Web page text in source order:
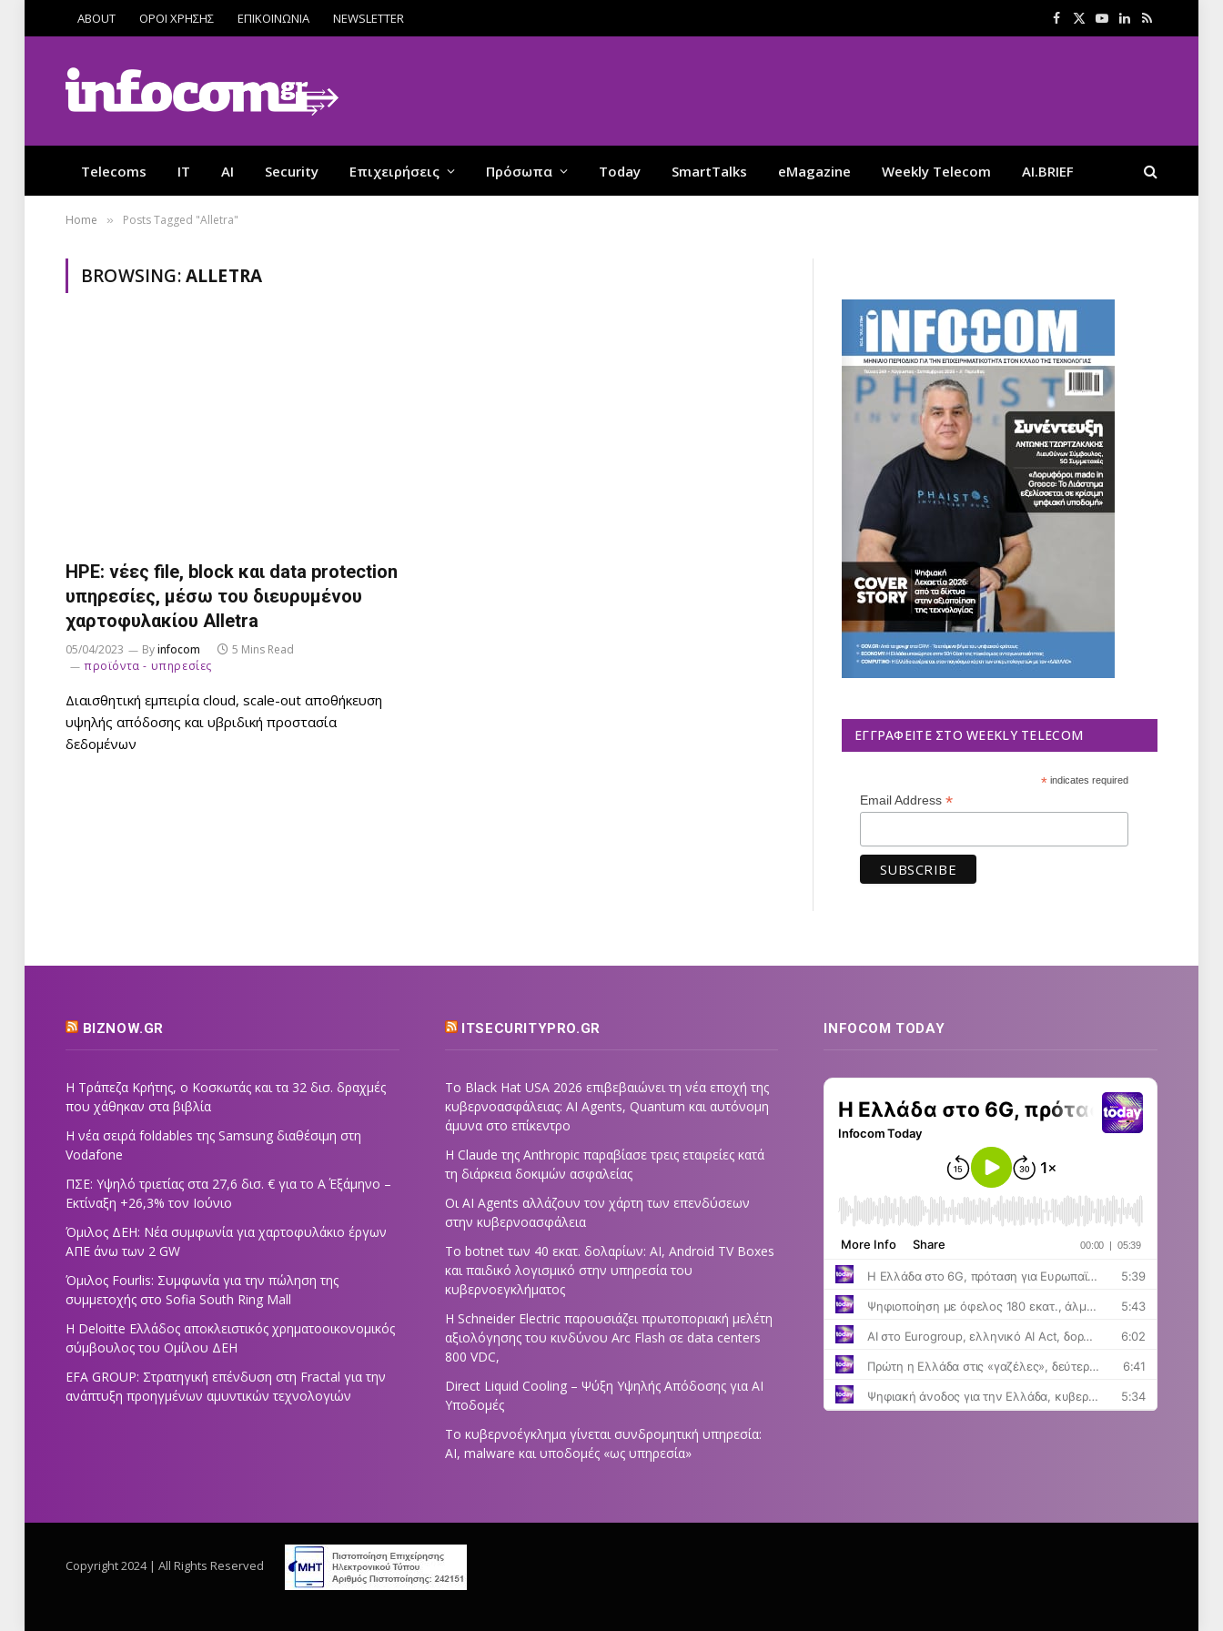
ABOUT ΟΡΟΙ ΧΡΗΣΗΣ ΕΠΙΚΟΙΝΩΝΙΑ NEWSLETTER Facebook
X
YouTube
LinkedIn
RSS
Telecoms IT AI Security Επιχειρήσεις Πρόσωπα Today SmartTalks eMagazine Weekly Telecom AI.BRIEF
Home » Posts Tagged "Alletra"
BROWSING:ALLETRA
HPE: νέες file, block και data protection
υπηρεσίες, μέσω του διευρυμένου
χαρτοφυλακίου Alletra
05/04/2023 Byinfocom
5 Mins Read
προϊόντα - υπηρεσίες
Διαισθητική εμπειρία cloud, scale-out αποθήκευση
υψηλής απόδοσης και υβριδική προστασία
δεδομένων
ΕΓΓΡΑΦΕΊΤΕ ΣΤΟ WEEKLY TELECOM
*indicates required
Email Address *
BIZNOW.GR
Η Τράπεζα Κρήτης, ο Κοσκωτάς και τα 32 δισ. δραχμές
που χάθηκαν στα βιβλία
Η νέα σειρά foldables της Samsung διαθέσιμη στη
Vodafone
ΠΣΕ: Υψηλό τριετίας στα 27,6 δισ. € για το Α΄ Εξάμηνο –
Εκτίναξη +26,3% τον Ιούνιο
Όμιλος ΔΕΗ: Νέα συμφωνία για χαρτοφυλάκιο έργων
ΑΠΕ άνω των 2 GW
Όμιλος Fourlis: Συμφωνία για την πώληση της
συμμετοχής στο Sofia South Ring Mall
Η Deloitte Ελλάδος αποκλειστικός χρηματοοικονομικός
σύμβουλος του Ομίλου ΔΕΗ
EFA GROUP: Στρατηγική επένδυση στη Fractal για την
ανάπτυξη προηγμένων αμυντικών τεχνολογιών
ITSECURITYPRO.GR
Το Black Hat USA 2026 επιβεβαιώνει τη νέα εποχή της
κυβερνοασφάλειας: AI Agents, Quantum και αυτόνομη
άμυνα στο επίκεντρο
Η Claude της Anthropic παραβίασε τρεις εταιρείες κατά
τη διάρκεια δοκιμών ασφαλείας
Οι AI Agents αλλάζουν τον χάρτη των επενδύσεων
στην κυβερνοασφάλεια
Το botnet των 40 εκατ. δολαρίων: AI, Android TV Boxes
και παιδικό λογισμικό στην υπηρεσία του
κυβερνοεγκλήματος
Η Schneider Electric παρουσιάζει πρωτοποριακή μελέτη
αξιολόγησης του κινδύνου Arc Flash σε data centers
800 VDC,
Direct Liquid Cooling – Ψύξη Υψηλής Απόδοσης για AI
Υποδομές
Το κυβερνοέγκλημα γίνεται συνδρομητική υπηρεσία:
AI, malware και υποδομές «ως υπηρεσία»
INFOCOM TODAY
Copyright 2024 | All Rights Reserved